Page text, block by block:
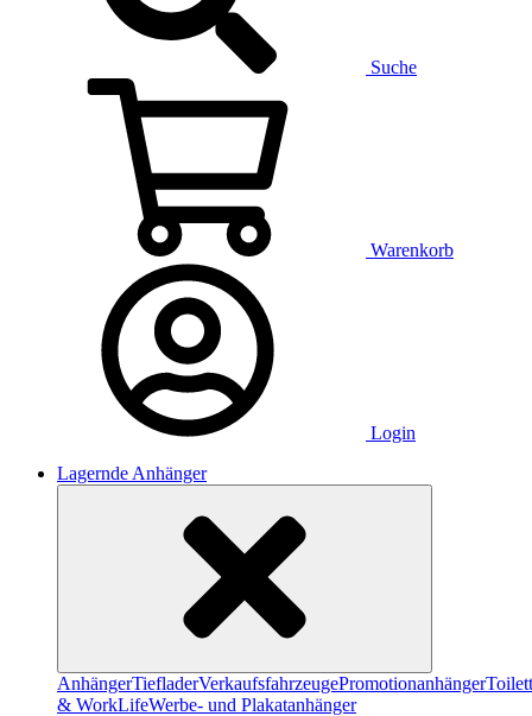
Suche
Warenkorb
Login
Lagernde Anhänger
AnhängerTiefladerVerkaufsfahrzeugePromotionanhänger
& WorkLifeWerbe- und Plakatanhänger